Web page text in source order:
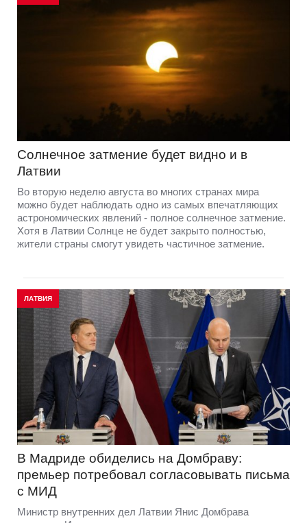
Солнечное затмение будет видно и в
Латвии
Во вторую неделю августа во многих странах мира
можно будет наблюдать одно из самых впечатляющих
астрономических явлений - полное солнечное затмение.
Хотя в Латвии Солнце не будет закрыто полностью,
жители страны смогут увидеть частичное затмение.
ЛАТВИЯ
В Мадриде обиделись на Домбраву:
премьер потребовал согласовывать письма
с МИД
Министр внутренних дел Латвии Янис Домбрава